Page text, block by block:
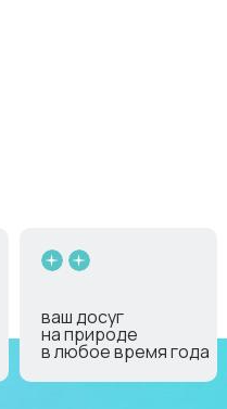
ваш досуг
на природе
в любое время года